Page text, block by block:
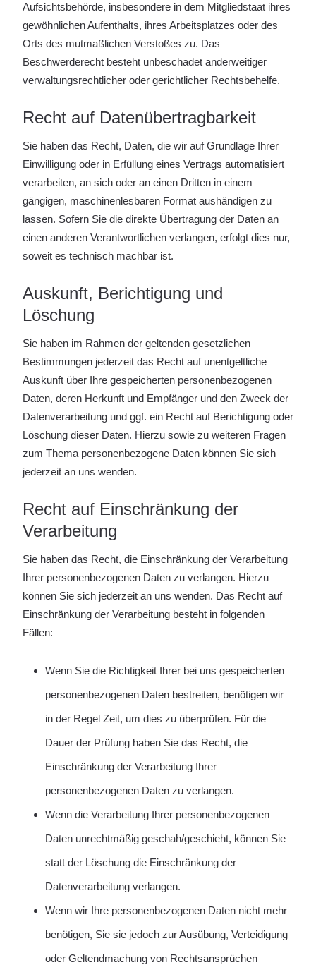
Aufsichtsbehörde, insbesondere in dem Mitgliedstaat ihres
gewöhnlichen Aufenthalts, ihres Arbeitsplatzes oder des
Orts des mutmaßlichen Verstoßes zu. Das
Beschwerderecht besteht unbeschadet anderweitiger
verwaltungsrechtlicher oder gerichtlicher Rechtsbehelfe.
Recht auf Daten­übertrag­barkeit
Sie haben das Recht, Daten, die wir auf Grundlage Ihrer
Einwilligung oder in Erfüllung eines Vertrags automatisiert
verarbeiten, an sich oder an einen Dritten in einem
gängigen, maschinenlesbaren Format aushändigen zu
lassen. Sofern Sie die direkte Übertragung der Daten an
einen anderen Verantwortlichen verlangen, erfolgt dies nur,
soweit es technisch machbar ist.
Auskunft, Berichtigung und
Löschung
Sie haben im Rahmen der geltenden gesetzlichen
Bestimmungen jederzeit das Recht auf unentgeltliche
Auskunft über Ihre gespeicherten personenbezogenen
Daten, deren Herkunft und Empfänger und den Zweck der
Datenverarbeitung und ggf. ein Recht auf Berichtigung oder
Löschung dieser Daten. Hierzu sowie zu weiteren Fragen
zum Thema personenbezogene Daten können Sie sich
jederzeit an uns wenden.
Recht auf Einschränkung der
Verarbeitung
Sie haben das Recht, die Einschränkung der Verarbeitung
Ihrer personenbezogenen Daten zu verlangen. Hierzu
können Sie sich jederzeit an uns wenden. Das Recht auf
Einschränkung der Verarbeitung besteht in folgenden
Fällen:
Wenn Sie die Richtigkeit Ihrer bei uns gespeicherten
personenbezogenen Daten bestreiten, benötigen wir
in der Regel Zeit, um dies zu überprüfen. Für die
Dauer der Prüfung haben Sie das Recht, die
Einschränkung der Verarbeitung Ihrer
personenbezogenen Daten zu verlangen.
Wenn die Verarbeitung Ihrer personenbezogenen
Daten unrechtmäßig geschah/geschieht, können Sie
statt der Löschung die Einschränkung der
Datenverarbeitung verlangen.
Wenn wir Ihre personenbezogenen Daten nicht mehr
benötigen, Sie sie jedoch zur Ausübung, Verteidigung
oder Geltendmachung von Rechtsansprüchen